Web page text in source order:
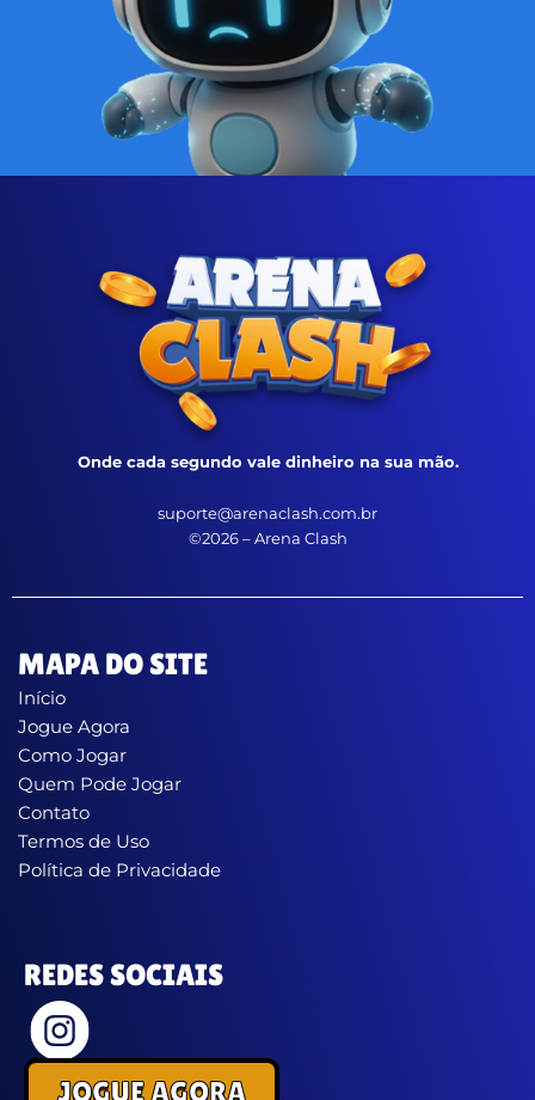
Onde cada segundo vale dinheiro na sua mão.
suporte@arenaclash.com.br
©2026 – Arena Clash
MAPA DO SITE
Início
Jogue Agora
Como Jogar
Quem Pode Jogar
Contato
Termos de Uso
Política de Privacidade
REDES SOCIAIS
JOGUE AGORA